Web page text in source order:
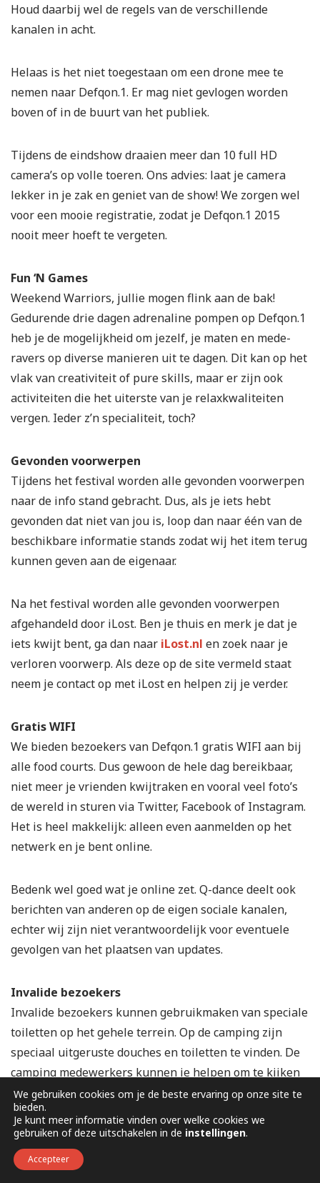
Houd daarbij wel de regels van de verschillende
kanalen in acht.
Helaas is het niet toegestaan om een drone mee te
nemen naar Defqon.1. Er mag niet gevlogen worden
boven of in de buurt van het publiek.
Tijdens de eindshow draaien meer dan 10 full HD
camera’s op volle toeren. Ons advies: laat je camera
lekker in je zak en geniet van de show! We zorgen wel
voor een mooie registratie, zodat je Defqon.1 2015
nooit meer hoeft te vergeten.
Fun ‘N Games
Weekend Warriors, jullie mogen flink aan de bak!
Gedurende drie dagen adrenaline pompen op Defqon.1
heb je de mogelijkheid om jezelf, je maten en mede-
ravers op diverse manieren uit te dagen. Dit kan op het
vlak van creativiteit of pure skills, maar er zijn ook
activiteiten die het uiterste van je relaxkwaliteiten
vergen. Ieder z’n specialiteit, toch?
Gevonden voorwerpen
Tijdens het festival worden alle gevonden voorwerpen
naar de info stand gebracht. Dus, als je iets hebt
gevonden dat niet van jou is, loop dan naar één van de
beschikbare informatie stands zodat wij het item terug
kunnen geven aan de eigenaar.
Na het festival worden alle gevonden voorwerpen
afgehandeld door iLost. Ben je thuis en merk je dat je
iets kwijt bent, ga dan naar iLost.nl en zoek naar je
verloren voorwerp. Als deze op de site vermeld staat
neem je contact op met iLost en helpen zij je verder.
Gratis WIFI
We bieden bezoekers van Defqon.1 gratis WIFI aan bij
alle food courts. Dus gewoon de hele dag bereikbaar,
niet meer je vrienden kwijtraken en vooral veel foto’s
de wereld in sturen via Twitter, Facebook of Instagram.
Het is heel makkelijk: alleen even aanmelden op het
netwerk en je bent online.
Bedenk wel goed wat je online zet. Q-dance deelt ook
berichten van anderen op de eigen sociale kanalen,
echter wij zijn niet verantwoordelijk voor eventuele
gevolgen van het plaatsen van updates.
Invalide bezoekers
Invalide bezoekers kunnen gebruikmaken van speciale
toiletten op het gehele terrein. Op de camping zijn
speciaal uitgeruste douches en toiletten te vinden. De
camping medewerkers kunnen je helpen om te kijken
of het mogelijk is om je verblijf op te zetten vlakbij
deze faciliteiten.
Kluisjes
Er zijn kluisjes beschikbaar op zowel het camping
We gebruiken cookies om je de beste ervaring op onze site te
bieden.
Je kunt meer informatie vinden over welke cookies we
gebruiken of deze uitschakelen in de instellingen.
Accepteer